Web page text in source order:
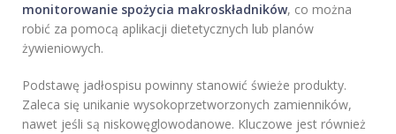
monitorowanie spożycia makroskładników, co można
robić za pomocą aplikacji dietetycznych lub planów
żywieniowych.
Podstawę jadłospisu powinny stanowić świeże produkty.
Zaleca się unikanie wysokoprzetworzonych zamienników,
nawet jeśli są niskowęglowodanowe. Kluczowe jest również